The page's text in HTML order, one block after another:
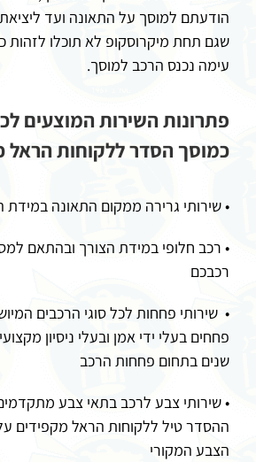
הודעתם למוסך על התאונה ועד
שגם תחת מיקרוסקופ לא תוכלו
עימה נכנס הרכב למוסך.
פתרונות השירות המוצעים
כמוסך הסדר ללקוחות הראל
• שירותי גרירה ממקום התאונה במידת
• רכב חלופי במידת הצורך ובהתאם
רכבכם
• שירותי פחחות לכל סוגי הרכבים
פחחים בעלי ידי אמן ובעלי ניסיון
שנים בתחום פחחות הרכב
• שירותי צבע לרכב בתאי צבע
ההסדר טיל ללקוחות הראל מקפידים
הצבע המקורי